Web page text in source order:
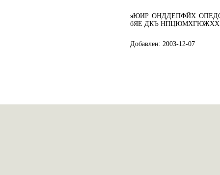
яЮИР ОНДДЕПФЙХ
бЯЕ ДКЪ
Добавлен: 2003-12-07